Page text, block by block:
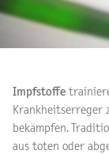
Impfstoffe
Krankheitserreger
bekämpfen.
aus toten oder